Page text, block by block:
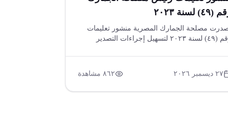
لسنة ٢٠٢٣
مصلحة الجمارك المصرية منشور تعليمات
رقم (٤٩) لسنة ٢٠٢٣ لتسهيل إجراءات التصدير
نافذة والبريد الإلكتروني الرسمي. يهدف
إلى تسريع منح شهادات الصادر وتذليل
أمام المصدرين والمجتمع الصناعي.
٢٧ ديسمبر ٢٠٢٦ ٨٦٢ مشاهدة